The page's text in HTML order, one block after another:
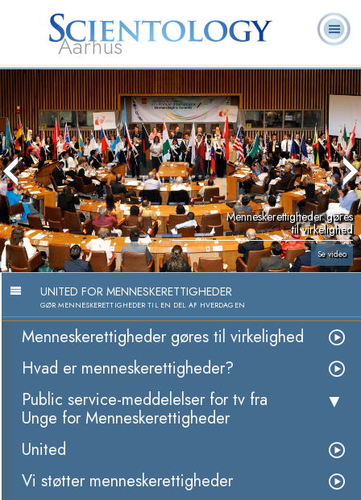
Aarhus
L. Ron
Hvad er
Frivillige
Bøger
Menneskerettigheder gøres
til virkelighed
Se video
UNITED FOR MENNESKERETTIGHEDER
GØR MENNESKERETTIGHEDER TIL EN DEL AF HVERDAGEN
Menneskerettigheder gøres til virkelighed
Hvad er menneskerettigheder?
Public service-meddelelser for tv fra
Unge for Menneskerettigheder
United
Vi støtter menneskerettigheder